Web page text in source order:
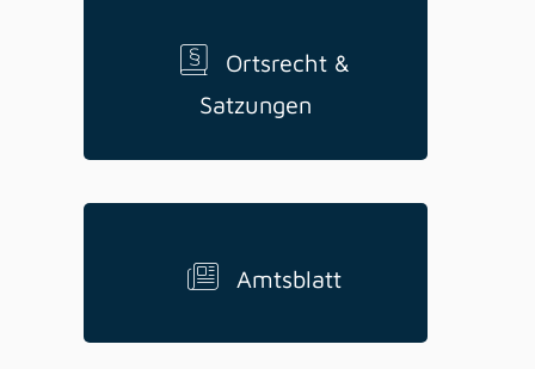
Ortsrecht &
Satzungen
Amtsblatt